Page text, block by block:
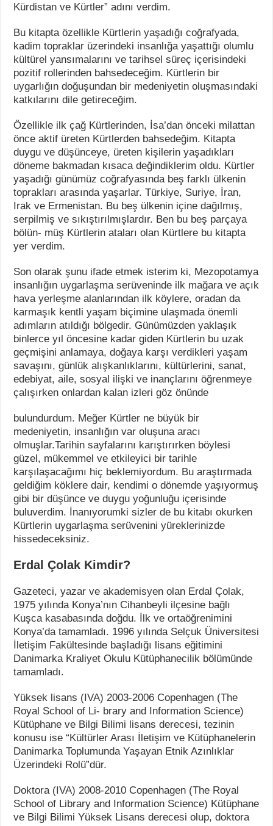
Kürdistan ve Kürtler” adını verdim.
Bu kitapta özellikle Kürtlerin yaşadığı coğrafyada,
kadim topraklar üzerindeki insanlığa yaşattığı olumlu
kültürel yansımalarını ve tarihsel süreç içerisindeki
pozitif rollerinden bahsedeceğim. Kürtlerin bir
uygarlığın doğuşundan bir medeniyetin oluşmasındaki
katkılarını dile getireceğim.
Özellikle ilk çağ Kürtlerinden, İsa’dan önceki milattan
önce aktif üreten Kürtlerden bahsedeğim. Kitapta
duygu ve düşünceye, üreten kişilerin yaşadıkları
döneme bakmadan kısaca değindiklerim oldu. Kürtler
yaşadığı günümüz coğrafyasında beş farklı ülkenin
toprakları arasında yaşarlar. Türkiye, Suriye, İran,
Irak ve Ermenistan. Bu beş ülkenin içine dağılmış,
serpilmiş ve sıkıştırılmışlardır. Ben bu beş parçaya
bölün- müş Kürtlerin ataları olan Kürtlere bu kitapta
yer verdim.
Son olarak şunu ifade etmek isterim ki, Mezopotamya
insanlığın uygarlaşma serüveninde ilk mağara ve açık
hava yerleşme alanlarından ilk köylere, oradan da
karmaşık kentli yaşam biçimine ulaşmada önemli
adımların atıldığı bölgedir. Günümüzden yaklaşık
binlerce yıl öncesine kadar giden Kürtlerin bu uzak
geçmişini anlamaya, doğaya karşı verdikleri yaşam
savaşını, günlük alışkanlıklarını, kültürlerini, sanat,
edebiyat, aile, sosyal ilişki ve inançlarını öğrenmeye
çalışırken onlardan kalan izleri göz önünde
bulundurdum. Meğer Kürtler ne büyük bir
medeniyetin, insanlığın var oluşuna aracı
olmuşlar.Tarihin sayfalarını karıştırırken böylesi
güzel, mükemmel ve etkileyici bir tarihle
karşılaşacağımı hiç beklemiyordum. Bu araştırmada
geldiğim köklere dair, kendimi o dönemde yaşıyormuş
gibi bir düşünce ve duygu yoğunluğu içerisinde
buluverdim. İnanıyorumki sizler de bu kitabı okurken
Kürtlerin uygarlaşma serüvenini yüreklerinizde
hissedeceksiniz.
Erdal Çolak Kimdir?
Gazeteci, yazar ve akademisyen olan Erdal Çolak,
1975 yılında Konya’nın Cihanbeyli ilçesine bağlı
Kuşca kasabasında doğdu. İlk ve ortaöğrenimini
Konya’da tamamladı. 1996 yılında Selçuk Üniversitesi
İletişim Fakültesinde başladığı lisans eğitimini
Danimarka Kraliyet Okulu Kütüphanecilik bölümünde
tamamladı.
Yüksek lisans (IVA) 2003-2006 Copenhagen (The
Royal School of Li- brary and Information Science)
Kütüphane ve Bilgi Bilimi lisans derecesi, tezinin
konusu ise “Kültürler Arası İletişim ve Kütüphanelerin
Danimarka Toplumunda Yaşayan Etnik Azınlıklar
Üzerindeki Rolü”dür.
Doktora (IVA) 2008-2010 Copenhagen (The Royal
School of Library and Information Science) Kütüphane
ve Bilgi Bilimi Yüksek Lisans derecesi olup, doktora